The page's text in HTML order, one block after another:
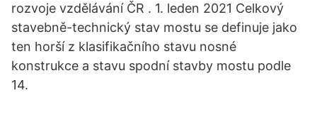
rozvoje vzdělávání ČR . 1. leden 2021 Celkový
stavebně-technický stav mostu se definuje jako
ten horší z klasifikačního stavu nosné
konstrukce a stavu spodní stavby mostu podle
14.